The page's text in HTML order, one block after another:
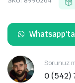
Sorunuz
0 (542)